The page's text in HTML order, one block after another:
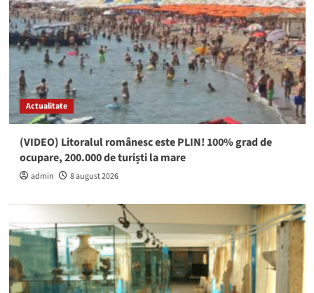
Actualitate
(VIDEO) Litoralul românesc este PLIN! 100% grad de
ocupare, 200.000 de turiști la mare
admin 8 august 2026